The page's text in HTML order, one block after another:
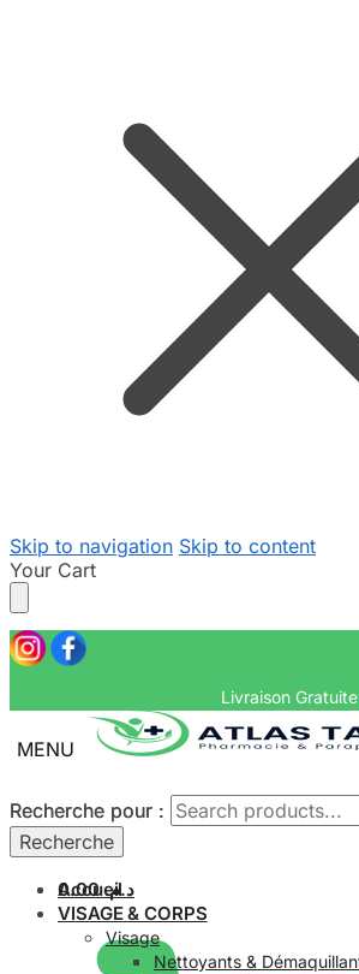
Skip to navigation Skip to content
Your Cart
Livraison
MENU
Recherche pour :
Recherche
د.م.0.00
Recherche pour :
Recherche
Accueil
VISAGE & CORPS
Visage
Nettoyants &